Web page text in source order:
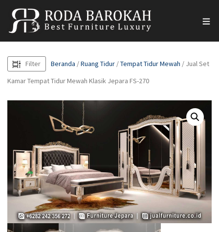
Filter Beranda /Ruang Tidur /Tempat Tidur Mewah / Jual Set
Kamar Tempat Tidur Mewah Klasik Jepara FS-270